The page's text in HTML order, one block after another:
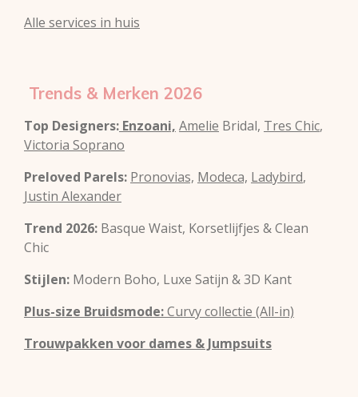
Alle services in huis
Trends & Merken 2026
Top Designers: Enzoani, Amelie Bridal, Tres Chic,
Victoria Soprano
Preloved Parels: Pronovias, Modeca, Ladybird,
Justin Alexander
Trend 2026: Basque Waist, Korsetlijfjes & Clean
Chic
Stijlen: Modern Boho, Luxe Satijn & 3D Kant
Plus-size Bruidsmode:Curvy collectie (All-in)
Trouwpakken voor dames & Jumpsuits